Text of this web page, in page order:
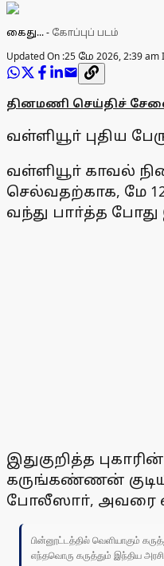
கைது...- கோப்புப் படம்
Updated On :25 மே 2026, 2:39 am
தினமணி செய்திச்
வள்ளியூா் புதிய
வள்ளியூா் காவல்
செல்வதற்காக, மே
வந்து பாா்த்த
இதுகுறித்த
கருங்கண்ணன்
போலீஸாா், அவரை
பின்னூட்டத்தில் வெளியாகும்
எந்தவொரு கருத்தும் இந்திய